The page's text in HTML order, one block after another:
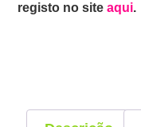
registo no siteaqui.